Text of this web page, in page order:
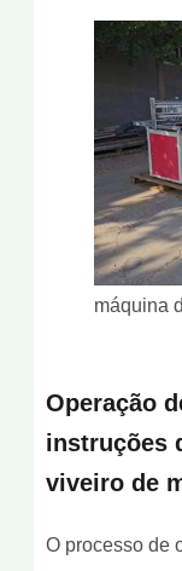
máquina
Operação
instruções
viveiro de
O processo de